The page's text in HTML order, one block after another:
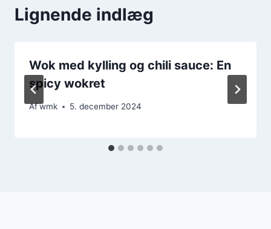
Lignende indlæg
Wok med kylling og chili sauce: En
spicy wokret
Afwmk 5. december 2024